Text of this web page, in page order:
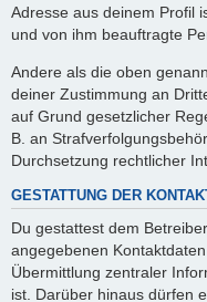
Adresse aus deinem Profil
und von ihm beauftragte
Andere als die oben
deiner Zustimmung an
auf Grund gesetzlicher
B. an
Durchsetzung rechtlicher
GESTATTUNG DER
Du gestattest dem
angegebenen
Übermittlung zentraler
ist. Darüber hinaus dürfen